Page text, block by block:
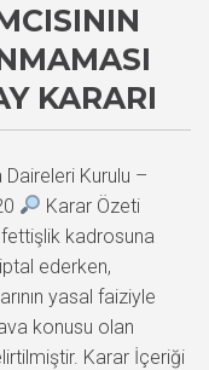
KARARI
Kurulu –
Karar Özeti
kadrosuna
ederken,
yasal faiziyle
konusu olan
Karar İçeriği